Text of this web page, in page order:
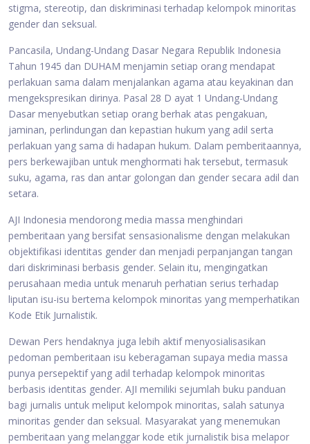
stigma, stereotip, dan diskriminasi terhadap kelompok minoritas
gender dan seksual.
Pancasila, Undang-Undang Dasar Negara Republik Indonesia
Tahun 1945 dan DUHAM menjamin setiap orang mendapat
perlakuan sama dalam menjalankan agama atau keyakinan dan
mengekspresikan dirinya. Pasal 28 D ayat 1 Undang-Undang
Dasar menyebutkan setiap orang berhak atas pengakuan,
jaminan, perlindungan dan kepastian hukum yang adil serta
perlakuan yang sama di hadapan hukum. Dalam pemberitaannya,
pers berkewajiban untuk menghormati hak tersebut, termasuk
suku, agama, ras dan antar golongan dan gender secara adil dan
setara.
AJI Indonesia mendorong media massa menghindari
pemberitaan yang bersifat sensasionalisme dengan melakukan
objektifikasi identitas gender dan menjadi perpanjangan tangan
dari diskriminasi berbasis gender. Selain itu, mengingatkan
perusahaan media untuk menaruh perhatian serius terhadap
liputan isu-isu bertema kelompok minoritas yang memperhatikan
Kode Etik Jurnalistik.
Dewan Pers hendaknya juga lebih aktif menyosialisasikan
pedoman pemberitaan isu keberagaman supaya media massa
punya persepektif yang adil terhadap kelompok minoritas
berbasis identitas gender. AJI memiliki sejumlah buku panduan
bagi jurnalis untuk meliput kelompok minoritas, salah satunya
minoritas gender dan seksual. Masyarakat yang menemukan
pemberitaan yang melanggar kode etik jurnalistik bisa melapor